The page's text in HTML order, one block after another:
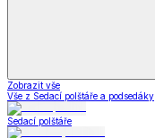
Zobrazit vše
Vše z Sedací polštáře a podsedáky
Sedací polštáře